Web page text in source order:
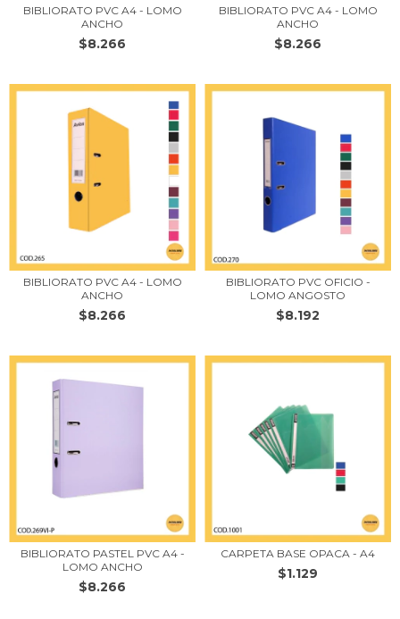
BIBLIORATO PVC A4 - LOMO
ANCHO
$8.266
BIBLIORATO PVC A4 - LOMO
ANCHO
$8.266
BIBLIORATO PVC A4 - LOMO
ANCHO
$8.266
BIBLIORATO PVC OFICIO -
LOMO ANGOSTO
$8.192
BIBLIORATO PASTEL PVC A4 -
LOMO ANCHO
$8.266
CARPETA BASE OPACA - A4
$1.129